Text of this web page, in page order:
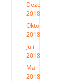
Dezember
2018
Oktober
2018
Juli
2018
Mai
2018